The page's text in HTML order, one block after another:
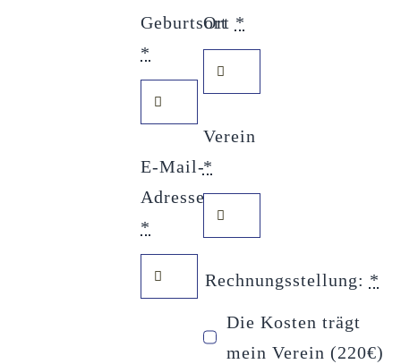
Geburtsort
*
E-Mail-
Adresse
*
Ort *
Verein
*
Rechnungsstellung: *
Die Kosten trägt
mein Verein (220€)